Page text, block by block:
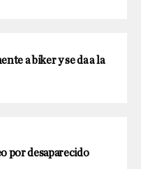
a biker y se da a la
por desaparecido